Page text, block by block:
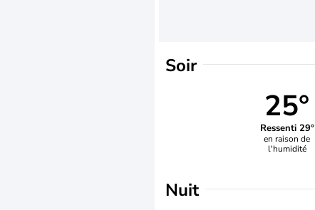
Soir
25°
Ressenti 29°
en raison de
l'humidité
Nuit